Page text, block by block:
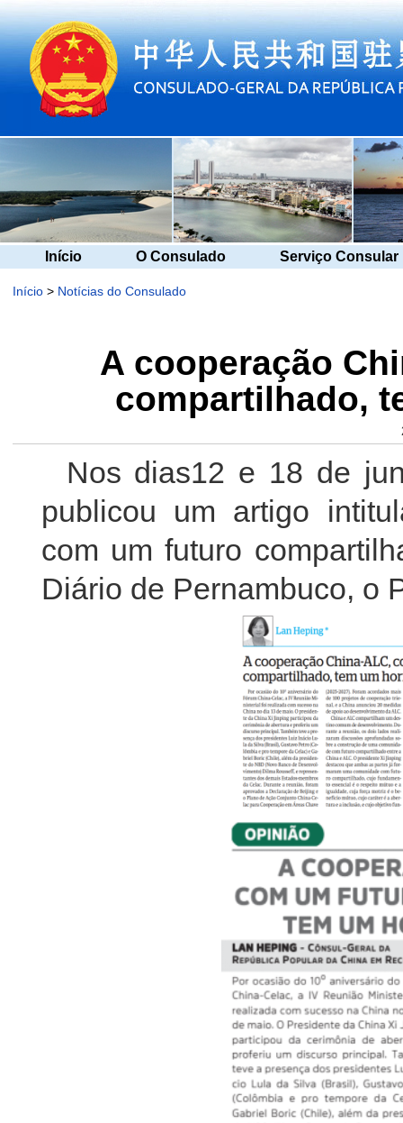
Início O Consulado Serviço Consular
Início> Notícias do Consulado
A cooperação
compartilhado,
Nos dias12 e 18 de
publicou um artigo
com um futuro
Diário de Pernambuco, o